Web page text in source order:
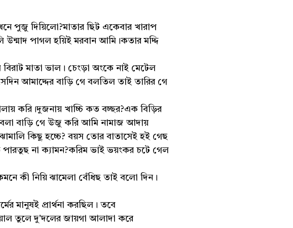
পুজু দিয়িলো?মাতার ছিট একেবার খারাপ
পাগল হয়িই মরবান আমি।কতার মদ্দি
মাতা ভাল। চেংড়া অংকে নাই মেটেল
আমাদ্দের বাড়ি গে বলতিল তাই তারির গে
করি।দুজনায় খাচ্চি কত বচ্ছর?এক বিড়ির
বাড়ি গে উজু করি আমি নামাজ আদায়
কিছু হচ্চে? বয়স তোর বাতাসেই হই গেছ
না ক্যামন?করিম ভাই ভয়ংকর চটে গেল
কী নিয়ি ঝামেলা বেঁধিছ তাই বলো দিন।
মানুষই প্রার্থনা করছিল। তবে
তুলে দু'দলের জায়গা আলাদা করে